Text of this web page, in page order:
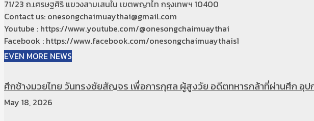
71/23 ถ.เศรษฐศิริ แขวงสามเสนใน เขตพญาไท กรุงเทพฯ 10400
Contact us: onesongchaimuaythai@gmail.com
Youtube : https://www.youtube.com/@onesongchaimuaythai
Facebook : https://www.facebook.com/onesongchaimuaythais1
EVEN MORE NEWS
ศึกช้างมวยไทย วันทรงชัยสัญจร เพื่อการกุศล ผู้สูงวัย อดีตทหารกล้าที่ผ่านศึก อุปก
May 18, 2026